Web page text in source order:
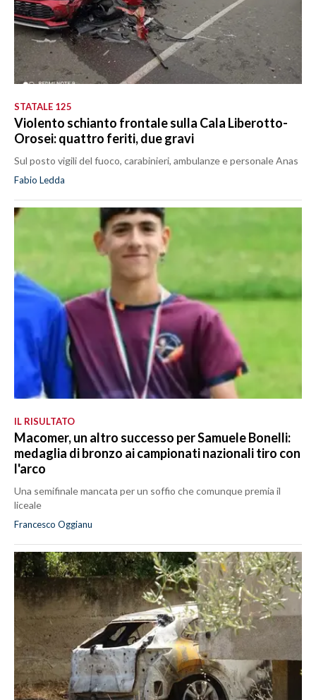
STATALE 125
Violento schianto frontale sulla Cala Liberotto-
Orosei: quattro feriti, due gravi
Sul posto vigili del fuoco, carabinieri, ambulanze e personale Anas
Fabio Ledda
IL RISULTATO
Macomer, un altro successo per Samuele Bonelli:
medaglia di bronzo ai campionati nazionali tiro con
l'arco
Una semifinale mancata per un soffio che comunque premia il
liceale
Francesco Oggianu